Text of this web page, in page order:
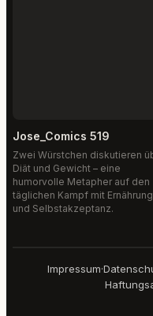
Jose_Comics 519
Zwei Würstchen diskutieren
Diät und Gewicht – eine
humorvolle Metapher auf den
täglichen Kampf mit Ernährung
und Selbstakzeptanz.
Impressum·